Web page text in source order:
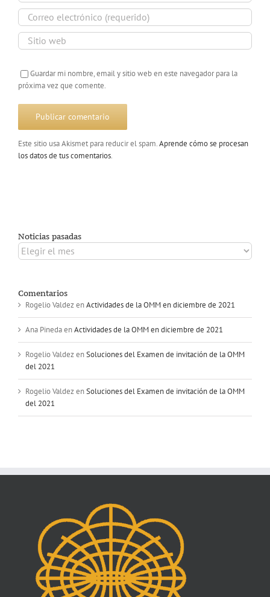
Guardar mi nombre, email y sitio web en este navegador para la
próxima vez que comente.
Este sitio usa Akismet para reducir el spam.Aprende cómo se procesan
los datos de tus comentarios.
Noticias pasadas
Noticias
pasadas
Comentarios
Rogelio ValdezenActividades de la OMM en diciembre de 2021
Ana PinedaenActividades de la OMM en diciembre de 2021
Rogelio ValdezenSoluciones del Examen de invitación de la OMM
del 2021
Rogelio ValdezenSoluciones del Examen de invitación de la OMM
del 2021